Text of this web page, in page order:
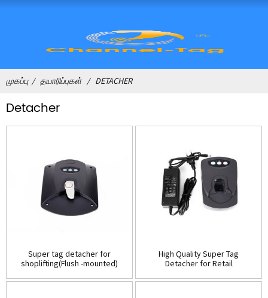
முகப்பு தயாரிப்புகள் DETACHER
Detacher
Super tag detacher for
shoplifting(Flush -mounted)
High Quality Super Tag
Detacher for Retail